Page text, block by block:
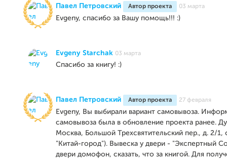
Павел Петровский Автор проекта 03 марта
Evgeny, спасибо за Вашу помощь!!! :)
Evgeny Starchak 03 марта
Спасибо за книгу! :)
Павел Петровский Автор проекта 27 февраля
Evgeny, Вы выбирали вариант самовывоза.
самовывоза была в обновление проекта ранее.
Москва, Большой Трехсвятительский пер., д. 2/1,
"Китай-город"). Вывеска у двери - "Экспертный
двери домофон, сказать, что за книгой. Для